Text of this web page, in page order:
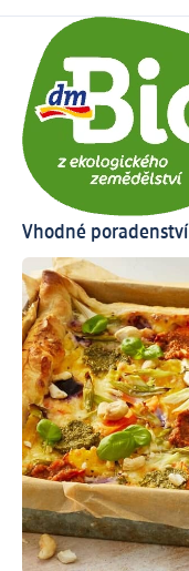
Vhodné poradenství